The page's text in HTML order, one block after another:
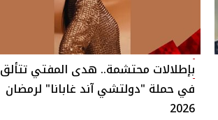
بإطلالات محتشمة.. هدى المفتي تتألق
في حملة "دولتشي آند غابانا" لرمضان
2026